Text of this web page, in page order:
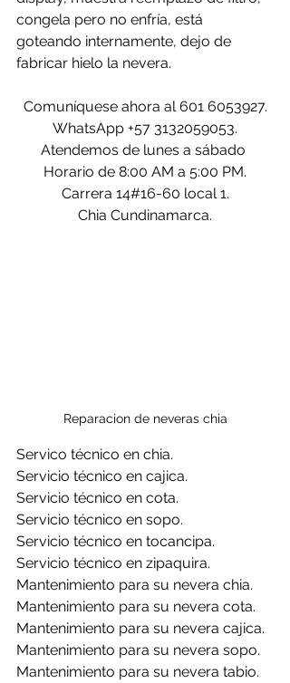
congela pero no enfría, está
goteando internamente, dejo de
fabricar hielo la nevera.
Comuníquese ahora al 601 6053927.
WhatsApp +57 3132059053.
Atendemos de lunes a sábado
Horario de 8:00 AM a 5:00 PM.
Carrera 14#16-60 local 1.
Chia Cundinamarca.
Reparacion de neveras chia
Servico técnico en chia.
Servicio técnico en cajica.
Servicio técnico en cota.
Servicio técnico en sopo.
Servicio técnico en tocancipa.
Servicio técnico en zipaquira.
Mantenimiento para su nevera chia.
Mantenimiento para su nevera cota.
Mantenimiento para su nevera cajica.
Mantenimiento para su nevera sopo.
Mantenimiento para su nevera tabio.